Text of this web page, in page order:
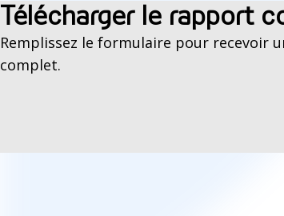
Télécharger le rapport
Remplissez le formulaire pour recevoir
complet.